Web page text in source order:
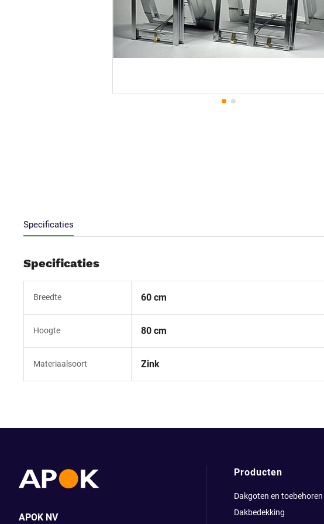
Specificaties
Specificaties
Breedte 60 cm
Hoogte 80 cm
Materiaalsoort Zink
APOK NV
Producten
Dakgoten en toebehoren
Dakbedekking